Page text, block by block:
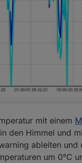
mit einem
den Himmel und
ableiten
um 0°C